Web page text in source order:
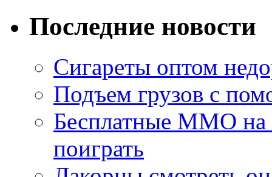
Последние новости
Сигареты оптом
Подъем грузов с
Бесплатные MMO
поиграть